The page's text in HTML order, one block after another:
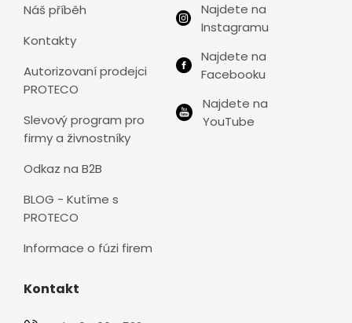
Náš příběh
Kontakty
Autorizovaní prodejci
PROTECO
Slevový program pro
firmy a živnostníky
Odkaz na B2B
BLOG - Kutíme s
PROTECO
Informace o fúzi firem
Najdete na
Instagramu
Najdete na
Facebooku
Najdete na
YouTube
Kontakt